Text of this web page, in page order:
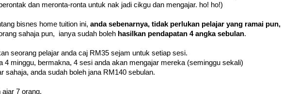
dan meronta-ronta untuk nak jadi cikgu dan mengajar. ho! ho!)
bisnes home tuition ini, anda sebenarnya, tidak perlukan pelajar yang ramai pun,
sahaja pun, ianya sudah boleh hasilkan pendapatan 4 angka sebulan.
seorang pelajar anda caj RM35 sejam untuk setiap sesi.
4 minggu, bermakna, 4 sesi anda akan mengajar mereka (seminggu sekali)
sahaja, anda sudah boleh jana RM140 sebulan.
7 orang.